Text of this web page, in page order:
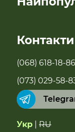
комфортного
Бестселери
Суперфуди
Напої
Контакти
(068) 618-18-86
(073) 029-58-
Укр RU